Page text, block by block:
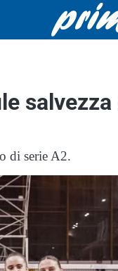
di serie A2.